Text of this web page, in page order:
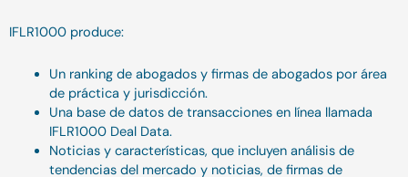
IFLR1000 produce:
Un ranking de abogados y firmas de abogados por área
de práctica y jurisdicción.
Una base de datos de transacciones en línea llamada
IFLR1000 Deal Data.
Noticias y características, que incluyen análisis de
tendencias del mercado y noticias, de firmas de